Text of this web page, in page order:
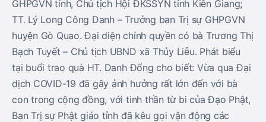
GHPGVN tỉnh, Chủ tịch Hội ĐKSSYN tỉnh Kiên Giang;
TT. Lý Long Công Danh – Trưởng ban Trị sự GHPGVN
huyện Gò Quao. Đại diện chính quyền có bà Trương Thị
Bạch Tuyết – Chủ tịch UBND xã Thủy Liễu. Phát biểu
tại buổi trao quà HT. Danh Đổng cho biết: Vừa qua Đại
dịch COVID-19 đã gây ảnh hưởng rất lớn đến với bà
con trong cộng đồng, với tinh thần từ bi của Đạo Phật,
Ban Trị sự Phật giáo tỉnh đã kêu gọi vận động các